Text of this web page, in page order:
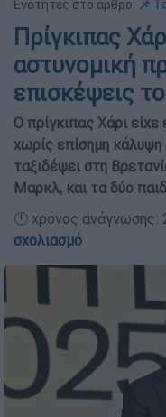
Ενότητες στο άρθρο: 📌
Πρίγκιπας
αστυνομική
επισκέψεις
Ο πρίγκιπας Χάρι είχε
χωρίς επίσημη
ταξιδέψει στη
Μαρκλ, και τα δύο
🕛 χρόνος
σχολιασμό